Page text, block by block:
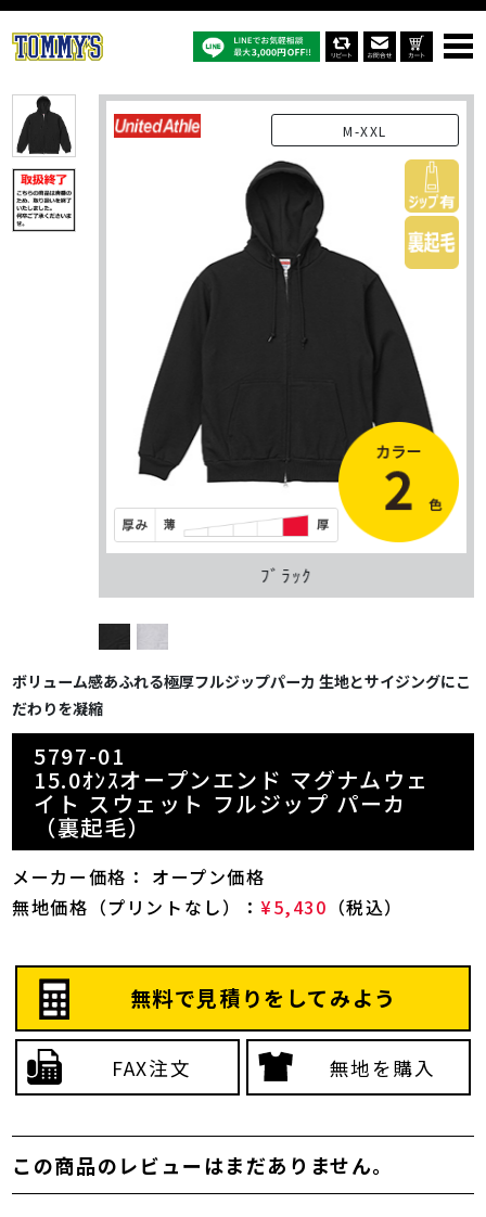
5797-01：15.0ｵﾝｽオープンエンド マグナムウェイト スウェット フル
ジップ パーカ（裏起毛）
M-XXL
ﾌﾞﾗｯｸ
ボリューム感あふれる極厚フルジップパーカ 生地とサイジングにこ
だわりを凝縮
5797-01
15.0ｵﾝｽオープンエンド マグナムウェ
イト スウェット フルジップ パーカ
（裏起毛）
メーカー価格： オープン価格
無地価格（プリントなし）： ¥5,430 （税込）
無料で見積りをしてみよう
FAX注文 無地を購入
この商品のレビューはまだありません。